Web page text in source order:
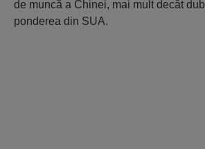
de muncă a Chinei, mai mult decât
ponderea din SUA.